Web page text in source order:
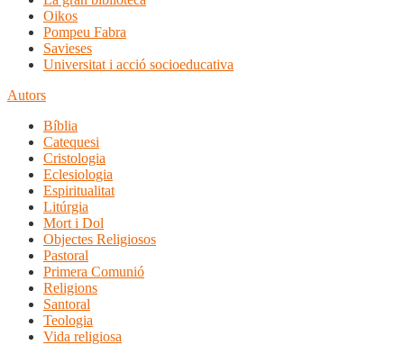
Oikos
Pompeu Fabra
Savieses
Universitat i acció socioeducativa
Autors
Bíblia
Catequesi
Cristologia
Eclesiologia
Espiritualitat
Litúrgia
Mort i Dol
Objectes Religiosos
Pastoral
Primera Comunió
Religions
Santoral
Teologia
Vida religiosa